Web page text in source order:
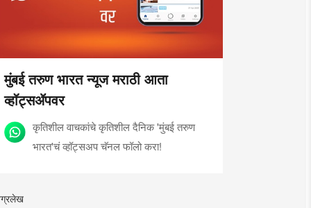
मुंबई तरुण भारत न्यूज मराठी आता
व्हॉट्सॲपवर
कृतिशील वाचकांचे कृतिशील दैनिक 'मुंबई तरुण
भारत'चं व्हॉट्सअप चॅनल फॉलो करा!